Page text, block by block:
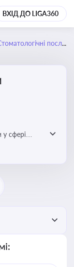
ВХІД ДО LIGA360
послуги
у сфері